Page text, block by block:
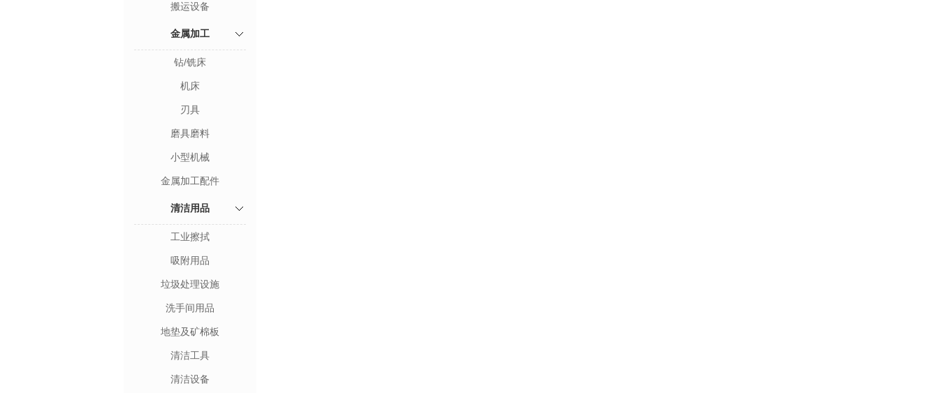
搬运设备
金属加工
钻/铣床
机床
刃具
磨具磨料
小型机械
金属加工配件
清洁用品
工业擦拭
吸附用品
垃圾处理设施
洗手间用品
地垫及矿棉板
清洁工具
清洁设备